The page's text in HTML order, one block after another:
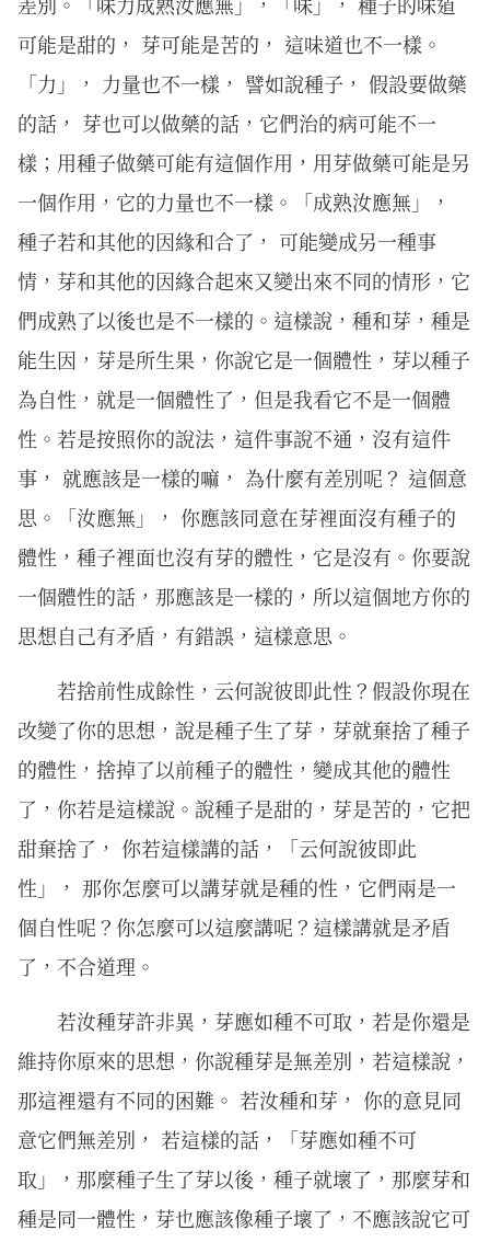
可能是甜的， 芽可能是苦的， 這味道也不一樣。
「力」， 力量也不一樣， 譬如說種子， 假設要做藥
的話， 芽也可以做藥的話，它們治的病可能不一
樣；用種子做藥可能有這個作用，用芽做藥可能是另
一個作用，它的力量也不一樣。「成熟汝應無」，
種子若和其他的因緣和合了， 可能變成另一種事
情，芽和其他的因緣合起來又變出來不同的情形，它
們成熟了以後也是不一樣的。這樣說，種和芽，種是
能生因，芽是所生果，你說它是一個體性，芽以種子
為自性，就是一個體性了，但是我看它不是一個體
性。若是按照你的說法，這件事說不通，沒有這件
事， 就應該是一樣的嘛， 為什麼有差別呢？ 這個意
思。「汝應無」， 你應該同意在芽裡面沒有種子的
體性，種子裡面也沒有芽的體性，它是沒有。你要說
一個體性的話，那應該是一樣的，所以這個地方你的
思想自己有矛盾，有錯誤，這樣意思。
若捨前性成餘性，云何說彼即此性？假設你現在
改變了你的思想，說是種子生了芽，芽就棄捨了種子
的體性，捨掉了以前種子的體性，變成其他的體性
了，你若是這樣說。說種子是甜的，芽是苦的，它把
甜棄捨了， 你若這樣講的話，「云何說彼即此
性」， 那你怎麼可以講芽就是種的性，它們兩是一
個自性呢？你怎麼可以這麼講呢？這樣講就是矛盾
了，不合道理。
若汝種芽許⾮異，芽應如種不可取，若是你還是
維持你原來的思想，你說種芽是無差別，若這樣說，
那這裡還有不同的困難。 若汝種和芽， 你的意見同
意它們無差別， 若這樣的話，「芽應如種不可
取」，那麼種子生了芽以後，種子就壞了，那麼芽和
種是同一體性，芽也應該像種子壞了，不應該說它可